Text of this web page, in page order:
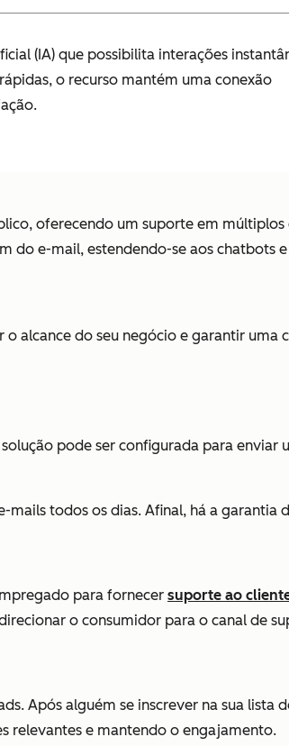
(IA) que possibilita interações
o recurso mantém uma conexão
oferecendo um suporte em
do e-mail, estendendo-se aos chatbots
do seu negócio e garantir uma
solução pode ser configurada para
todos os dias. Afinal, há a
para fornecer suporte ao
o consumidor para o canal de
Após alguém se inscrever na sua lista
relevantes e mantendo o engajamento.